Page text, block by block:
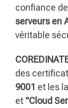
confiance
serveurs en
véritable
des
9001 et les
et "Cloud